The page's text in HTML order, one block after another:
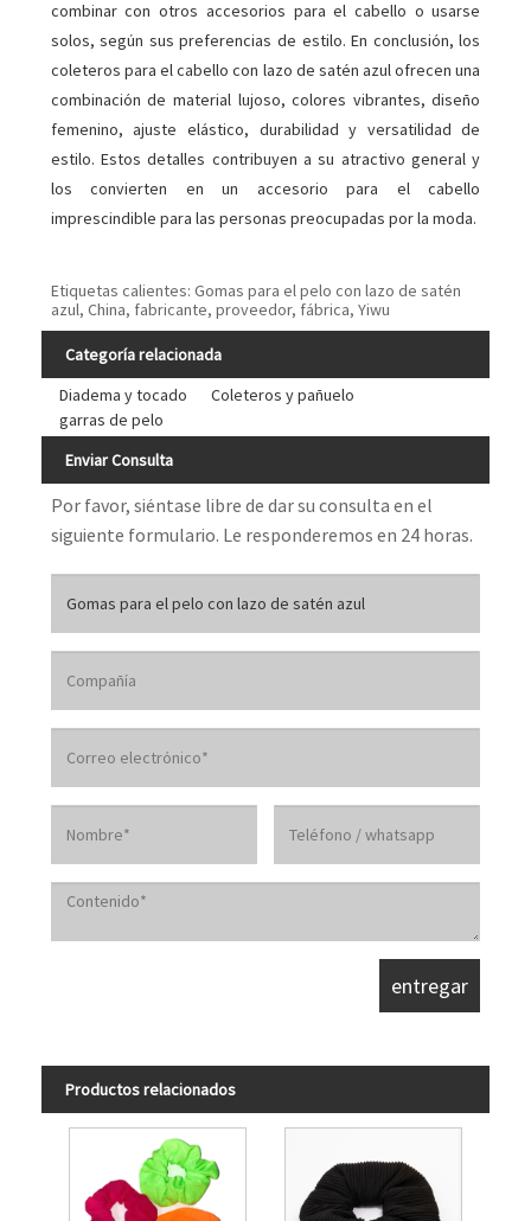
combinar con otros accesorios para el cabello o usarse
solos, según sus preferencias de estilo. En conclusión, los
coleteros para el cabello con lazo de satén azul ofrecen una
combinación de material lujoso, colores vibrantes, diseño
femenino, ajuste elástico, durabilidad y versatilidad de
estilo. Estos detalles contribuyen a su atractivo general y
los convierten en un accesorio para el cabello
imprescindible para las personas preocupadas por la moda.
Etiquetas calientes: Gomas para el pelo con lazo de satén
azul, China, fabricante, proveedor, fábrica, Yiwu
Categoría relacionada
Diadema y tocado
Coleteros y pañuelo
garras de pelo
Enviar Consulta
Por favor, siéntase libre de dar su consulta en el
siguiente formulario. Le responderemos en 24 horas.
Productos relacionados